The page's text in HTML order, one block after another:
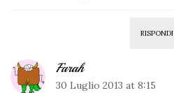
RISPONDI
Farah
30 Luglio 2013 at 8:15